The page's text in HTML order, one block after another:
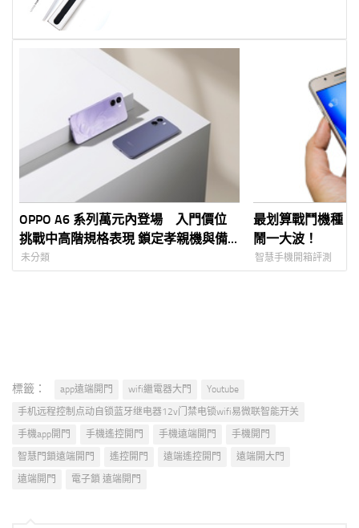
OPPO A6 系列萬元內登場 入門價位
挑戰中高階規格表現 鎖定孝親機與備
用機需求 最低不到六千元打造高 CP
未分類
最划算戰鬥機種！
鬧一大波！
智慧手機開箱評測
標籤： app遠端開門 wifi繼電器大門
Youtube
手机远程控制点动自锁蓝牙继电器12v门禁电锁wifi易微联智能开关
手機app開門
手機遙控開門 手機遠端開門
手機開門
智慧門鎖遠端開門
遙控開門 遠端遙控開門
遠端開大門
遠端開門
電子鎖 遠端開門